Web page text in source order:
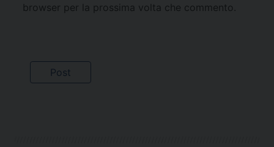
browser per la prossima volta che commento.